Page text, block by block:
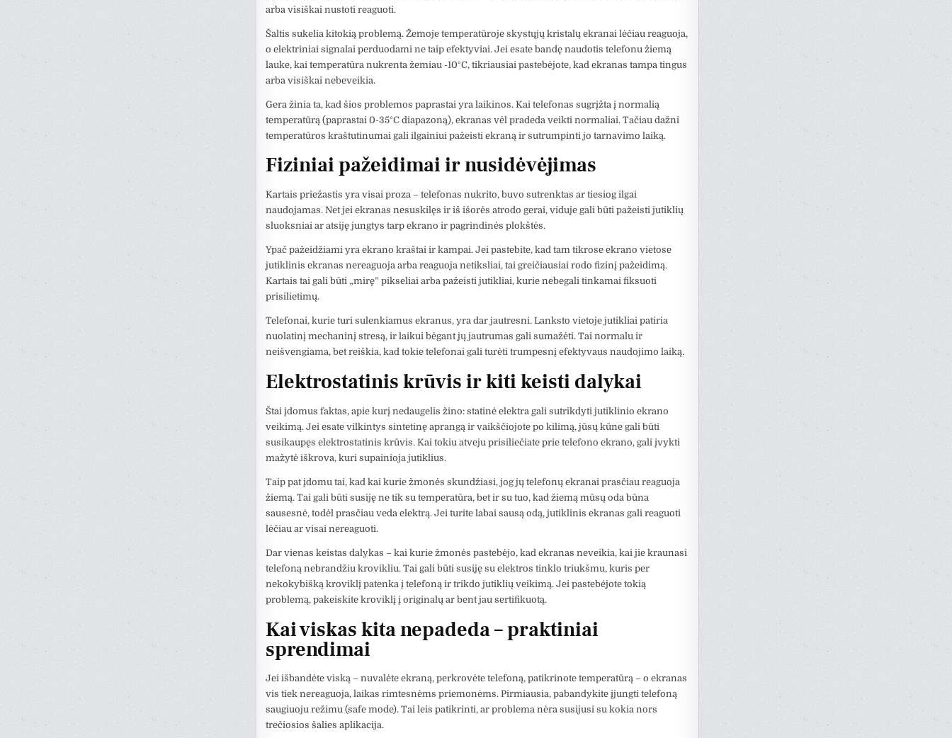
arba visiškai nustoti reaguoti.
Šaltis sukelia kitokią problemą. Žemoje temperatūroje skystųjų kristalų ekranai lėčiau reaguoja,
o elektriniai signalai perduodami ne taip efektyviai. Jei esate bandę naudotis telefonu žiemą
lauke, kai temperatūra nukrenta žemiau -10°C, tikriausiai pastebėjote, kad ekranas tampa tingus
arba visiškai nebeveikia.
Gera žinia ta, kad šios problemos paprastai yra laikinos. Kai telefonas sugrįžta į normalią
temperatūrą (paprastai 0-35°C diapazoną), ekranas vėl pradeda veikti normaliai. Tačiau dažni
temperatūros kraštutinumai gali ilgainiui pažeisti ekraną ir sutrumpinti jo tarnavimo laiką.
Fiziniai pažeidimai ir nusidėvėjimas
Kartais priežastis yra visai proza – telefonas nukrito, buvo sutrenktas ar tiesiog ilgai
naudojamas. Net jei ekranas nesuskilęs ir iš išorės atrodo gerai, viduje gali būti pažeisti jutiklių
sluoksniai ar atsiję jungtys tarp ekrano ir pagrindinės plokštės.
Ypač pažeidžiami yra ekrano kraštai ir kampai. Jei pastebite, kad tam tikrose ekrano vietose
jutiklinis ekranas nereaguoja arba reaguoja netiksliai, tai greičiausiai rodo fizinį pažeidimą.
Kartais tai gali būti „mirę” pikseliai arba pažeisti jutikliai, kurie nebegali tinkamai fiksuoti
prisilietimų.
Telefonai, kurie turi sulenkiamus ekranus, yra dar jautresni. Lanksto vietoje jutikliai patiria
nuolatinį mechaninį stresą, ir laikui bėgant jų jautrumas gali sumažėti. Tai normalu ir
neišvengiama, bet reiškia, kad tokie telefonai gali turėti trumpesnį efektyvaus naudojimo laiką.
Elektrostatinis krūvis ir kiti keisti dalykai
Štai įdomus faktas, apie kurį nedaugelis žino: statinė elektra gali sutrikdyti jutiklinio ekrano
veikimą. Jei esate vilkintys sintetinę aprangą ir vaikščiojote po kilimą, jūsų kūne gali būti
susikaupęs elektrostatinis krūvis. Kai tokiu atveju prisiliečiate prie telefono ekrano, gali įvykti
mažytė iškrova, kuri supainioja jutiklius.
Taip pat įdomu tai, kad kai kurie žmonės skundžiasi, jog jų telefonų ekranai prasčiau reaguoja
žiemą. Tai gali būti susiję ne tik su temperatūra, bet ir su tuo, kad žiemą mūsų oda būna
sausesnė, todėl prasčiau veda elektrą. Jei turite labai sausą odą, jutiklinis ekranas gali reaguoti
lėčiau ar visai nereaguoti.
Dar vienas keistas dalykas – kai kurie žmonės pastebėjo, kad ekranas neveikia, kai jie kraunasi
telefoną nebrandžiu krovikliu. Tai gali būti susiję su elektros tinklo triukšmu, kuris per
nekokybišką kroviklį patenka į telefoną ir trikdo jutiklių veikimą. Jei pastebėjote tokią
problemą, pakeiskite kroviklį į originalų ar bent jau sertifikuotą.
Kai viskas kita nepadeda – praktiniai
sprendimai
Jei išbandėte viską – nuvalėte ekraną, perkrovėte telefoną, patikrinote temperatūrą – o ekranas
vis tiek nereaguoja, laikas rimtesnėms priemonėms. Pirmiausia, pabandykite įjungti telefoną
saugiuoju režimu (safe mode). Tai leis patikrinti, ar problema nėra susijusi su kokia nors
trečiosios šalies aplikacija.